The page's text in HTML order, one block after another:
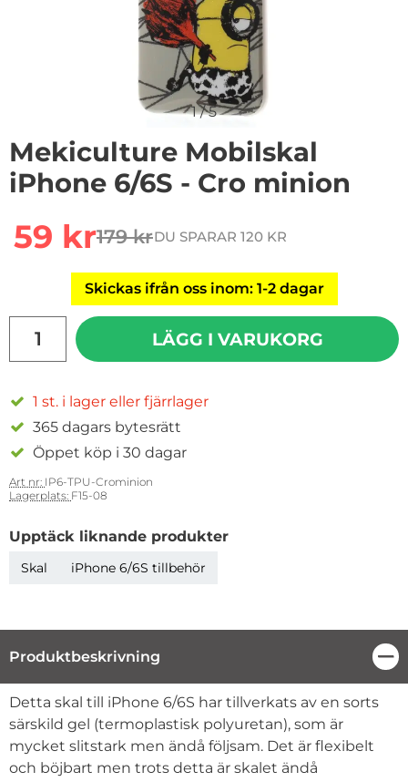
1/5
Mekiculture Mobilskal
iPhone 6/6S - Cro minion
rea pris
59 krtidigare pris
179 krDU SPARAR 120 KR
Skickas ifrån oss inom: 1-2 dagar
LÄGG I VARUKORG
1 st. i lager eller fjärrlager
365 dagars bytesrätt
Öppet köp i 30 dagar
Art nr: IP6-TPU-Crominion
Lagerplats: F15-08
Upptäck liknande produkter
Skal iPhone 6/6S tillbehör
Produktbeskrivning
Produktbeskrivning
Detta skal till iPhone 6/6S har tillverkats av en sorts
särskild gel (termoplastisk polyuretan), som är
mycket slitstark men ändå följsam. Det är flexibelt
och böjbart men trots detta är skalet ändå